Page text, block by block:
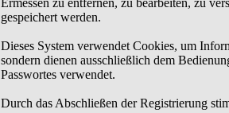
Ermessen zu entfernen, zu bearbeiten, zu
gespeichert werden.
Dieses System verwendet Cookies, um
sondern dienen ausschließlich dem
Passwortes verwendet.
Durch das Abschließen der Registrierung